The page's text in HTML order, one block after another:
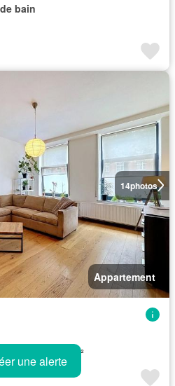
bain
14photos
Appartement
bain 136 m²
une alerte